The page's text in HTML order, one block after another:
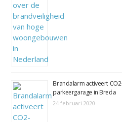
Brandalarm activeert
parkeergarage in Breda
24 februari 2020